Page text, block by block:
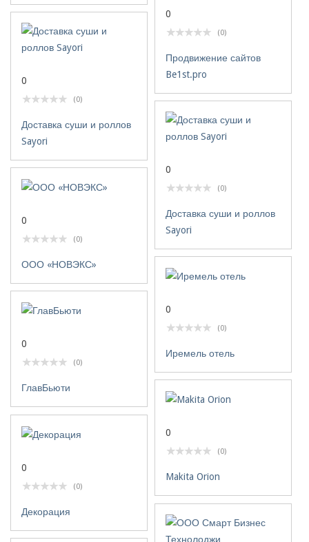
0
(0)
Продвижение сайтов
Be1st.pro
0
(0)
Доставка суши и роллов
Sayori
0
(0)
Доставка суши и роллов
Sayori
0
(0)
ООО «НОВЭКС»
0
(0)
Иремель отель
0
(0)
ГлавБьюти
0
(0)
Makita Orion
0
(0)
Декорация